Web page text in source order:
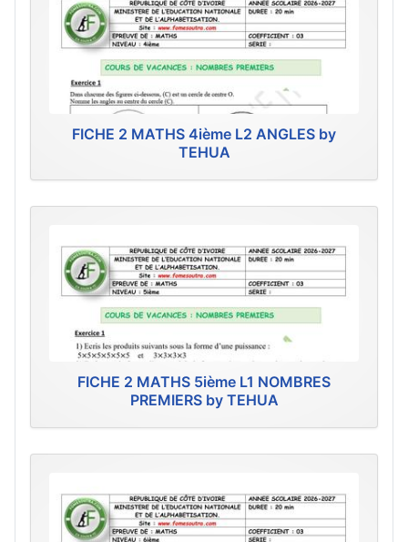
FICHE 2 MATHS 4ième L2 ANGLES by
TEHUA
FICHE 2 MATHS 5ième L1 NOMBRES
PREMIERS by TEHUA